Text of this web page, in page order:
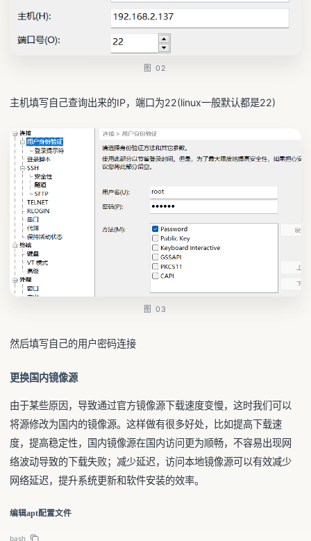
图 02
主机填写自己查询出来的IP，端口为22(linux一般默认都是22)
图 03
然后填写自己的用户密码连接
更换国内镜像源
由于某些原因，导致通过官方镜像源下载速度变慢，这时我们可以
将源修改为国内的镜像源。这样做有很多好处，比如提高下载速
度，提高稳定性，国内镜像源在国内访问更为顺畅，不容易出现网
络波动导致的下载失败；减少延迟，访问本地镜像源可以有效减少
网络延迟，提升系统更新和软件安装的效率。
编辑apt配置文件
bash